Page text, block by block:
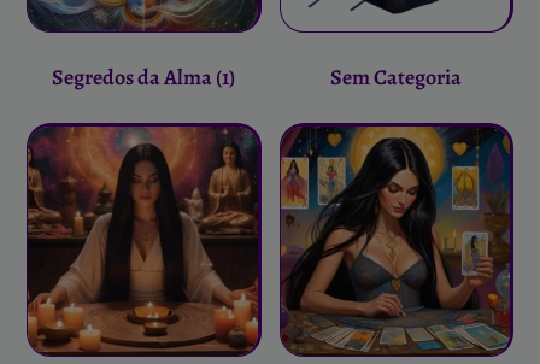
Segredos da Alma(1) Sem Categoria